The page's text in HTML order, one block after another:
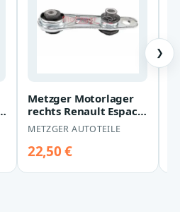
Metzger Motorlager
rechts Renault Espace
Laguna
METZGER AUTOTEILE
22,50 €
❯